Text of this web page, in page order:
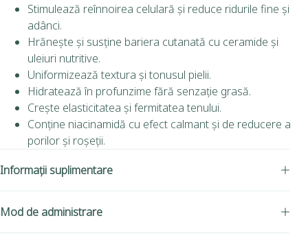
Stimulează reînnoirea celulară și reduce ridurile fine și
adânci.
Hrănește și susține bariera cutanată cu ceramide și
uleiuri nutritive.
Uniformizează textura și tonusul pielii.
Hidratează în profunzime fără senzație grasă.
Crește elasticitatea și fermitatea tenului.
Conține niacinamidă cu efect calmant și de reducere a
porilor și roșeții.
Informații suplimentare
Mod de administrare